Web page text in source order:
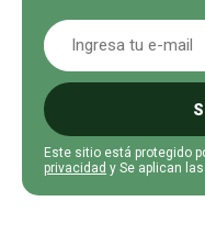
Este sitio está protegido
privacidad y Se aplican las